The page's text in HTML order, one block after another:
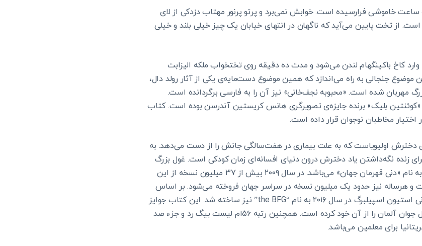
خاموشی فرارسیده است. خوابش نمی‌برد و پرتو پرنور مهتاب دزدکی از لای
از تخت پایین می‌آید که ناگهان در انتهای خیابان یک چیز خیلی بلند و خیلی
پنهانی وارد کاخ باکینگهام لندن می‌شود و مدت ده دقیقه روی تختخواب ملکه الیزابت
جنجالی به راه می‌اندازد که همین موضوع دست‌مایه‌ی یکی از آثار رولد دال،
مهربان شده است. «محبوبه نجف‌خانی» نیز آن را به فارسی برگردانده است.
بلیک» برنده جایزه‌ی تصویرگری هانس کریستین آندرسن بوده است. کتاب
مخاطبان نوجوان قرار داده است.
دخترش اولیویاست که به علت بیماری در هفت‌سالگی جانش را از دست می‌دهد. به
زنده نگه‌داشتن یاد دخترش درون دنیای افسانه‌ای زمان کودکی است. غول بزرگ
مهربان دنباله‌ای از کتاب دیگر دال به نام «دنی قهرمان جهان» می‌باشد. در سال ۲۰۰۹ بیش از ۳۷ میلیون نسخه از این
و هرساله نیز حدود یک میلیون نسخه در سراسر جهان فروخته می‌شود. بر اساس
این کتاب یک انیمیشن به کارگردانی استیون اسپیلبرگ در سال ۲۰۱۶ به نام “the BFG” نیز ساخته شد. این کتاب جوایز
بی‌شماری از جمله جایزه ادبیات نسل جوان آلمان را از آن خود کرده است. همچنین رتبه ۵۶ام لیست بیگ رد و جزء صد
برای معلمین می‌باشد.